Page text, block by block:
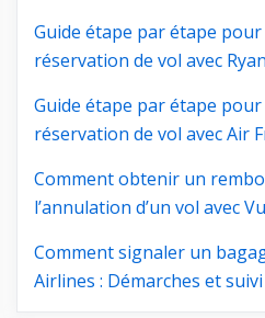
Guide étape par étape
réservation de vol avec
Guide étape par étape
réservation de vol avec Air
Comment obtenir un
l’annulation d’un vol avec
Comment signaler un
Airlines : Démarches et suivi